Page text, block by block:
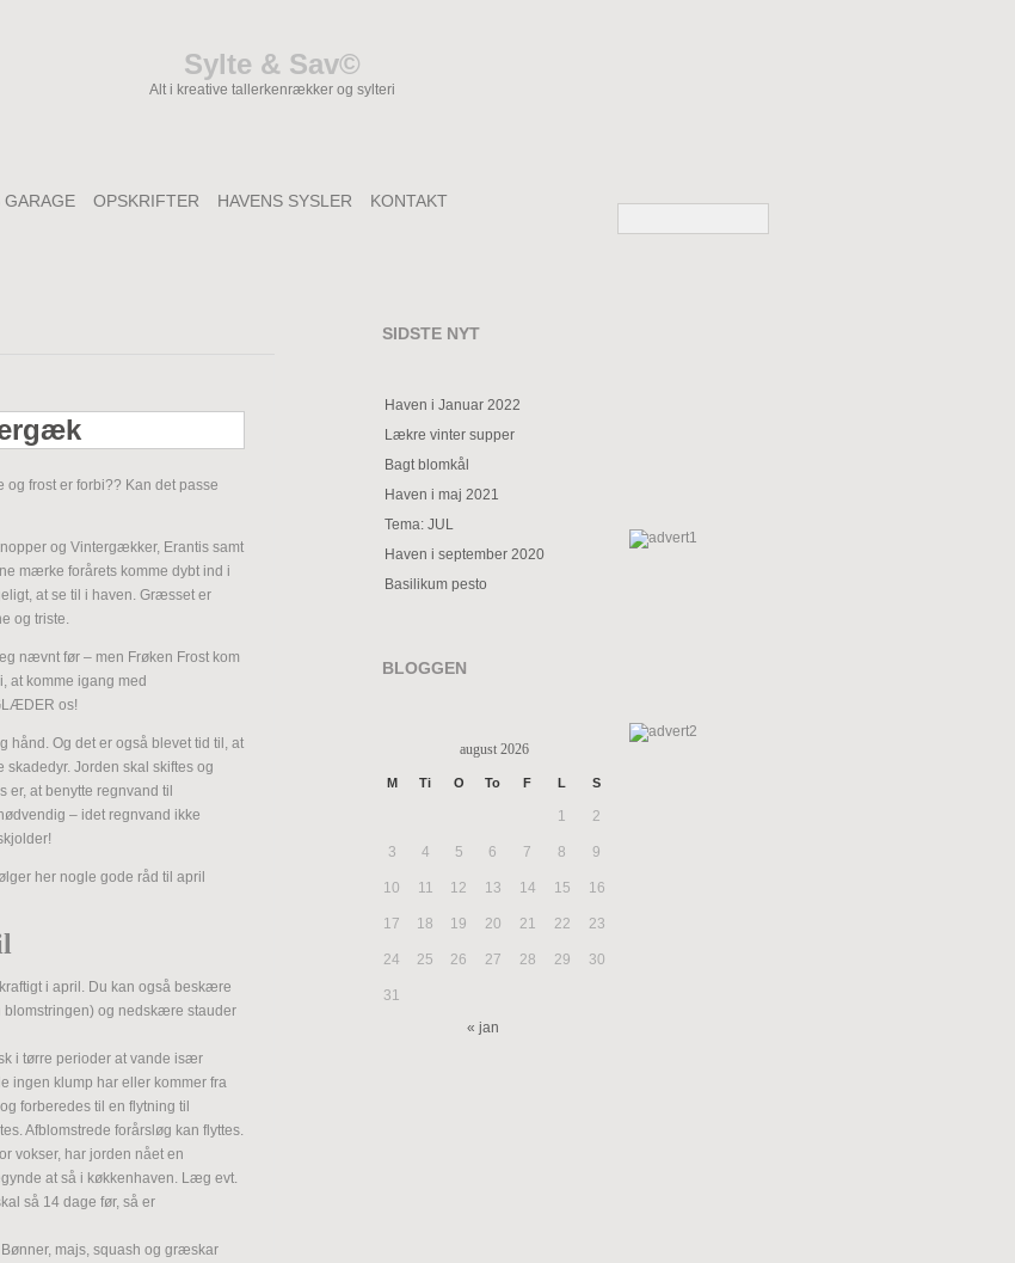
Sylte & Sav©
Alt i kreative tallerkenrækker og sylteri
GARAGE OPSKRIFTER HAVENS SYSLER KONTAKT
frost er forbi?? Kan det passe
og Vintergækker, Erantis samt
mærke forårets komme dybt ind i
at se til i haven. Græsset er
og triste.
nævnt før – men Frøken Frost kom
at komme igang med
os!
Og det er også blevet tid til, at
skadedyr. Jorden skal skiftes og
er, at benytte regnvand til
– idet regnvand ikke
her nogle gode råd til april
i april. Du kan også beskære
og nedskære stauder
i tørre perioder at vande især
ingen klump har eller kommer fra
forberedes til en flytning til
Afblomstrede forårsløg kan flyttes.
vokser, har jorden nået en
at så i køkkenhaven. Læg evt.
så 14 dage før, så er
majs, squash og græskar
SIDSTE NYT
Haven i Januar 2022
Lækre vinter supper
Bagt blomkål
Haven i maj 2021
Tema: JUL
Haven i september 2020
Basilikum pesto
BLOGGEN
august 2026
M Ti O To F L S
1 2
3 4 5 6 7 8 9
10 11 12 13 14 15 16
17 18 19 20 21 22 23
24 25 26 27 28 29 30
31
« jan